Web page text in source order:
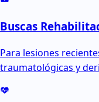
Buscas
Para lesiones
traumatológicas y